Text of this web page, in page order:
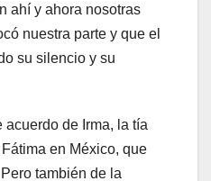
ahí y ahora nosotras
nuestra parte y que el
su silencio y su
acuerdo de Irma, la tía
en México, que
también de la